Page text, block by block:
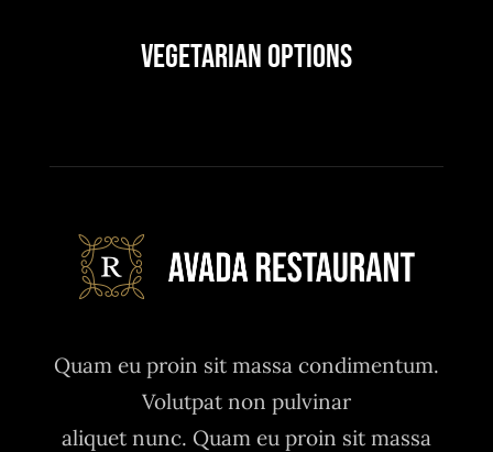
Vegetarian Options
Quam eu proin sit massa condimentum.
Volutpat non pulvinar
aliquet nunc. Quam eu proin sit massa